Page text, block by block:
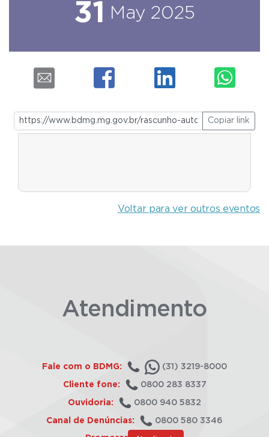
31 May 2025
Copiar link
Voltar para ver outros eventos
Atendimento
Fale com o BDMG: (31) 3219-8000
Cliente fone: 0800 283 8337
Ouvidoria: 0800 940 5832
Canal de Denúncias: 0800 580 3346